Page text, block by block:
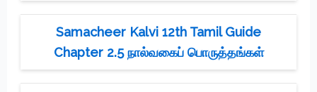
Samacheer Kalvi 12th Tamil Guide
Chapter 2.5 நால்வகைப் பொருத்தங்கள்